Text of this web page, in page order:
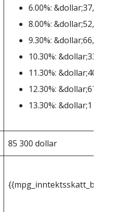
6.00%:
8.00%:
9.30%:
10.30%:
11.30%:
12.30%:
13.30%: &dollar;1 000
85 300 dollar